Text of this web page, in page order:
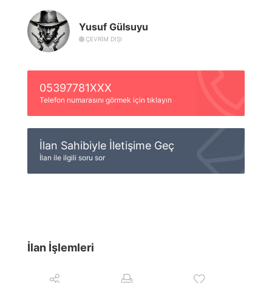
Yusuf Gülsuyu
ÇEVRIM DIŞI
05397781XXX
Telefon numarasını görmek için tıklayın
İlan Sahibiyle İletişime Geç
İlan ile ilgili soru sor
İlan İşlemleri